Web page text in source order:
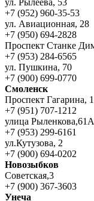
ул. Рылеева, 53
+7 (952) 960-35-53
ул. Авиационная, 28
+7 (950) 694-2828
Проспект Станке
+7 (953) 284-6565
ул. Пушкина, 70
+7 (900) 699-0770
Смоленск
Проспект Гагарина,
+7 (951) 707-1212
улица Рыленкова,61А
+7 (953) 299-6161
ул.Кутузова, 2
+7 (900) 694-0202
Новозыбков
Советская,3
+7 (900) 367-3603
Унеча